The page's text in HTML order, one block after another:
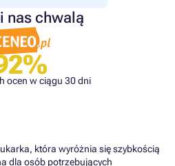
nas chwalą
ocen w ciągu 30 dni
która wyróżnia się szybkością
dla osób potrzebujących